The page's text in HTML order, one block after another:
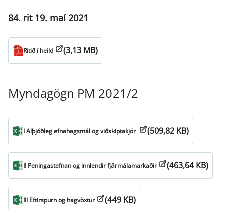
84. rit 19. maí 2021
Ritið í heild (3,13 MB)
Myndagögn PM 2021/2
I Alþjóðleg efnahagsmál og viðskiptakjör (509,82 KB)
II Peningastefnan og innlendir fjármálamarkaðir (463,64 KB)
III Eftirspurn og hagvöxtur (449 KB)